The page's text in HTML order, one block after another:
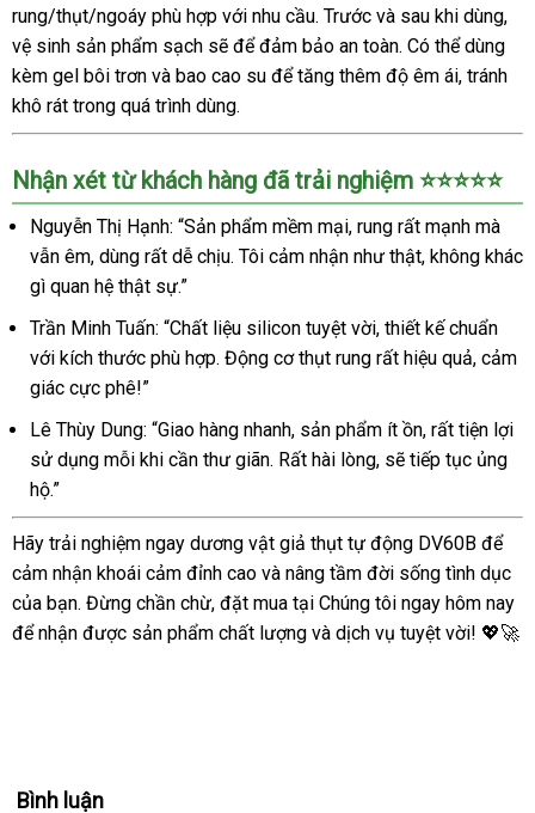
tự
động
siêu
kích
thích
nữ
rung/thụt/ngoáy phù hợp với nhu cầu. Trước và sau khi dùng,
vệ sinh sản phẩm sạch sẽ để đảm bảo an toàn. Có thể dùng
kèm gel bôi trơn và bao cao su để tăng thêm độ êm ái, tránh
khô rát trong quá trình dùng.
Nhận xét từ khách hàng đã trải nghiệm ⭐⭐⭐⭐⭐
Nguyễn Thị Hạnh: “Sản phẩm mềm mại, rung rất mạnh mà
vẫn êm, dùng rất dễ chịu. Tôi cảm nhận như thật, không khác
gì quan hệ thật sự.”
Trần Minh Tuấn: “Chất liệu silicon tuyệt vời, thiết kế chuẩn
với kích thước phù hợp. Động cơ thụt rung rất hiệu quả, cảm
giác cực phê!”
Lê Thùy Dung: “Giao hàng nhanh, sản phẩm ít ồn, rất tiện lợi
sử dụng mỗi khi cần thư giãn. Rất hài lòng, sẽ tiếp tục ủng
hộ.”
Hãy trải nghiệm ngay dương vật giả thụt tự động DV60B để
cảm nhận khoái cảm đỉnh cao và nâng tầm đời sống tình dục
của bạn. Đừng chần chừ, đặt mua tại Chúng tôi ngay hôm nay
để nhận được sản phẩm chất lượng và dịch vụ tuyệt vời! 💖🚀
Bình luận